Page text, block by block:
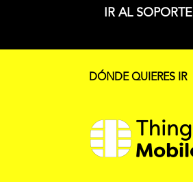
IR AL SOPORTE
DÓNDE QUIERES IR